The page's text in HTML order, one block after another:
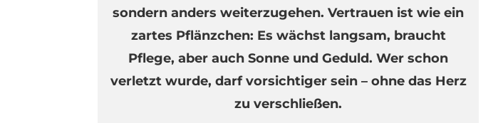
sondern anders weiterzugehen. Vertrauen ist wie ein
zartes Pflänzchen: Es wächst langsam, braucht
Pflege, aber auch Sonne und Geduld. Wer schon
verletzt wurde, darf vorsichtiger sein – ohne das Herz
zu verschließen.